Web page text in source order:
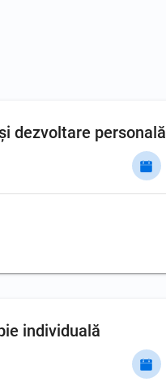
dezvoltare personală
individuală